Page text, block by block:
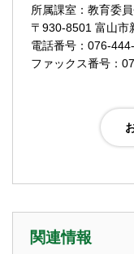
所属課室：教育委
〒930-8501 富山市
電話番号：076-
ファックス番号：
関連情報